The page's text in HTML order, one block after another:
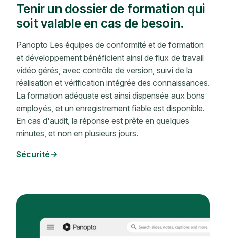
Tenir un dossier de formation qui
soit valable en cas de besoin.
Panopto Les équipes de conformité et de formation
et développement bénéficient ainsi de flux de travail
vidéo gérés, avec contrôle de version, suivi de la
réalisation et vérification intégrée des connaissances.
La formation adéquate est ainsi dispensée aux bons
employés, et un enregistrement fiable est disponible.
En cas d'audit, la réponse est prête en quelques
minutes, et non en plusieurs jours.
Sécurité